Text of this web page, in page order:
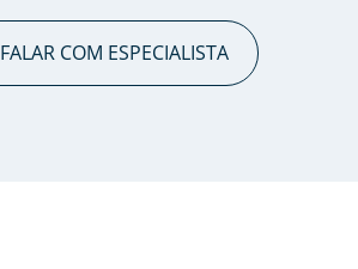
FALAR COM ESPECIALISTA